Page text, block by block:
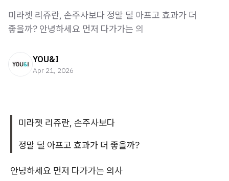
미라젯 리쥬란, 손주사보다 정말 덜 아프고 효과가 더
좋을까? 안녕하세요 먼저 다가가는 의
YOU&I
Apr 21, 2026
미라젯 리쥬란, 손주사보다
정말 덜 아프고 효과가 더 좋을까?
안녕하세요 먼저 다가가는 의사